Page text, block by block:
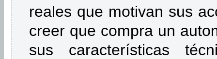
reales que motivan sus
creer que compra un
sus características